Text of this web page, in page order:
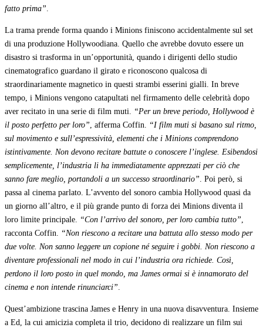
fatto prima”.
La trama prende forma quando i Minions finiscono accidentalmente sul set
di una produzione Hollywoodiana. Quello che avrebbe dovuto essere un
disastro si trasforma in un’opportunità, quando i dirigenti dello studio
cinematografico guardano il girato e riconoscono qualcosa di
straordinariamente magnetico in questi strambi esserini gialli. In breve
tempo, i Minions vengono catapultati nel firmamento delle celebrità dopo
aver recitato in una serie di film muti. “Per un breve periodo, Hollywood è
il posto perfetto per loro”, afferma Coffin. “I film muti si basano sul ritmo,
sul movimento e sull’espressività, elementi che i Minions comprendono
istintivamente. Non devono recitare battute o conoscere l’inglese. Esibendosi
semplicemente, l’industria li ha immediatamente apprezzati per ciò che
sanno fare meglio, portandoli a un successo straordinario”. Poi però, si
passa al cinema parlato. L’avvento del sonoro cambia Hollywood quasi da
un giorno all’altro, e il più grande punto di forza dei Minions diventa il
loro limite principale. “Con l’arrivo del sonoro, per loro cambia tutto”,
racconta Coffin. “Non riescono a recitare una battuta allo stesso modo per
due volte. Non sanno leggere un copione né seguire i gobbi. Non riescono a
diventare professionali nel modo in cui l’industria ora richiede. Così,
perdono il loro posto in quel mondo, ma James ormai si è innamorato del
cinema e non intende rinunciarci”.
Quest’ambizione trascina James e Henry in una nuova disavventura. Insieme
a Ed, la cui amicizia completa il trio, decidono di realizzare un film sui